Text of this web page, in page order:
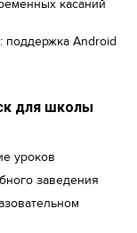
касаний
Android
для школы
уроков
заведения